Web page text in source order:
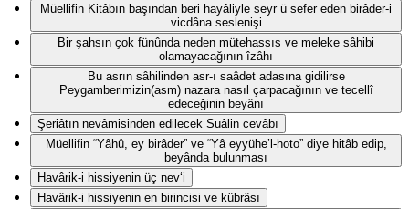
Müellifin Kitâbın başından beri hayâliyle seyr ü sefer eden birâder-i
vicdâna seslenişi
Bir şahsın çok fünûnda neden mütehassıs ve meleke sâhibi
olamayacağının îzâhı
Bu asrın sâhilinden asr-ı saâdet adasına gidilirse
Peygamberimizin(asm) nazara nasıl çarpacağının ve tecellî
edeceğinin beyânı
Şeriâtın nevâmisinden edilecek Suâlin cevâbı
Müellifin “Yâhû, ey birâder” ve “Yâ eyyühe’l-hoto” diye hitâb edip,
beyânda bulunması
Havârik-i hissiyenin üç nev‘i
Havârik-i hissiyenin en birincisi ve kübrâsı